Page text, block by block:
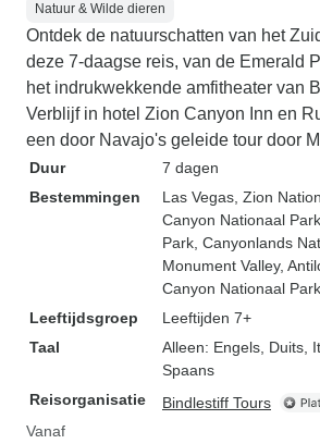
Natuur & Wilde dieren
Ontdek de natuurschatten van het
deze 7-daagse reis, van de Emerald
het indrukwekkende amfitheater van
Verblijf in hotel Zion Canyon Inn en
een door Navajo's geleide tour door
Duur
7 dagen
Bestemmingen
Las Vegas , Zion
Canyon Nationaal Park
Park , Canyonlands
Monument Valley,
Canyon Nationaal Park
Leeftijdsgroep
Leeftijden 7+
Taal
Alleen: Engels, Duits,
Spaans
Reisorganisatie
Bindlestiff Tours
Vanaf